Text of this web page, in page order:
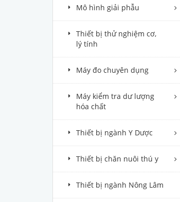
Mô hình giải phẫu
Thiết bị thử nghiệm cơ,
lý tính
Máy đo chuyên dụng
Máy kiểm tra dư lượng
hóa chất
Thiết bị ngành Y Dược
Thiết bị chăn nuôi thú y
Thiết bị ngành Nông Lâm